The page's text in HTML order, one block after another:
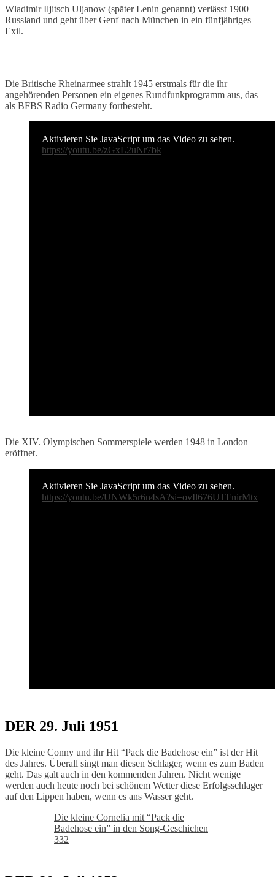
Wladimir Iljitsch Uljanow (später Lenin genannt) verlässt 1900
Russland und geht über Genf nach München in ein fünfjähriges
Exil.
Die Britische Rheinarmee strahlt 1945 erstmals für die ihr
angehörenden Personen ein eigenes Rundfunkprogramm aus, das
als BFBS Radio Germany fortbesteht.
Aktivieren Sie JavaScript um das Video zu sehen.
https://youtu.be/zGxL2uNr7bk
Die XIV. Olympischen Sommerspiele werden 1948 in London
eröffnet.
Aktivieren Sie JavaScript um das Video zu sehen.
https://youtu.be/UNWk5r6n4sA?si=ovIl676UTFnirMtx
DER 29. Juli 1951
Die kleine Conny und ihr Hit “Pack die Badehose ein” ist der Hit
des Jahres. Überall singt man diesen Schlager, wenn es zum Baden
geht. Das galt auch in den kommenden Jahren. Nicht wenige
werden auch heute noch bei schönem Wetter diese Erfolgsschlager
auf den Lippen haben, wenn es ans Wasser geht.
Die kleine Cornelia mit “Pack die
Badehose ein” in den Song-Geschichen
332